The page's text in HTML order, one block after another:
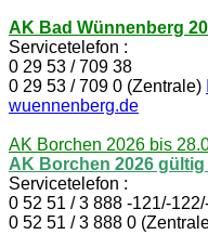
AK Bad Wünnenberg
Servicetelefon :
0 29 53 / 709 38
0 29 53 / 709 0 (Zentrale)
wuennenberg.de
AK Borchen 2026 bis
AK Borchen 2026 gültig
Servicetelefon :
0 52 51 / 3 888 -121/-
0 52 51 / 3 888 0